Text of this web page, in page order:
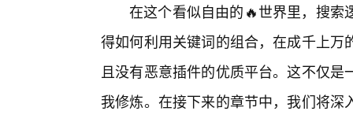
在这个看似自由的🔥世界里，搜索
得如何利用关键词的组合，在成千上
且没有恶意插件的优质平台。这不仅
我修炼。在接下来的章节中，我们将